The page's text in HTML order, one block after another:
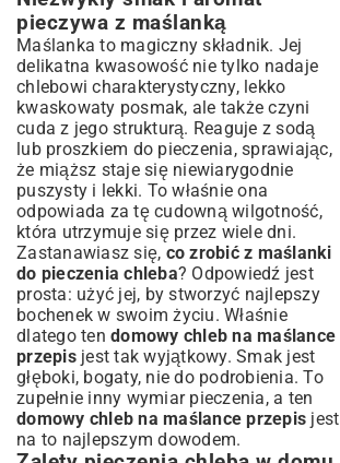
unikać
Wariacje na temat przepisu – z czym
podawać chleb na maślance?
Podsumowanie: Smak i satysfakcja z
domowego chleba na maślance
pieczywa z maślanką
Maślanka to magiczny składnik. Jej
delikatna kwasowość nie tylko nadaje
chlebowi charakterystyczny, lekko
kwaskowaty posmak, ale także czyni
cuda z jego strukturą. Reaguje z sodą
lub proszkiem do pieczenia, sprawiając,
że miąższ staje się niewiarygodnie
puszysty i lekki. To właśnie ona
odpowiada za tę cudowną wilgotność,
która utrzymuje się przez wiele dni.
Zastanawiasz się, co zrobić z maślanki
do pieczenia chleba? Odpowiedź jest
prosta: użyć jej, by stworzyć najlepszy
bochenek w swoim życiu. Właśnie
dlatego ten domowy chleb na maślance
przepisjest tak wyjątkowy. Smak jest
głęboki, bogaty, nie do podrobienia. To
zupełnie inny wymiar pieczenia, a ten
domowy chleb na maślance przepis jest
na to najlepszym dowodem.